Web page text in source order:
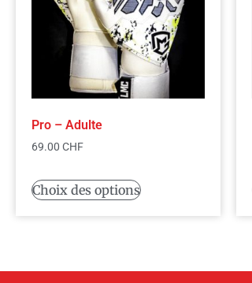
Pro – Adulte
69.00 CHF
Choix des options